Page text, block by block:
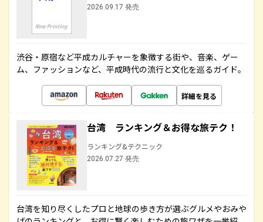
2026.09.17 発売
渋谷・原宿など平成カルチャーを象徴する街や、音楽、ゲー
ム、ファッションなど、平成時代の流行と文化を巡るガイド。
詳細を見る
台湾 ランキング＆お得な旅テク！
ランキング&テクニック
2026.07.27 発売
台湾を知り尽くしたプロと地球の歩き方が選ぶグルメやおみや